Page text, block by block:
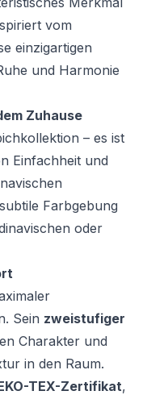
vom
einzigartigen
und Harmonie
Zuhause
– es ist
Einfachheit und
Farbgebung
oder
Sein zweistufiger
Charakter und
in den Raum.
TEX-Zertifikat,